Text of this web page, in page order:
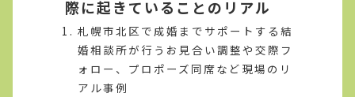
際に起きていることのリアル
札幌市北区で成婚までサポートする結
婚相談所が行うお見合い調整や交際フ
ォロー、プロポーズ同席など現場のリ
アル事例